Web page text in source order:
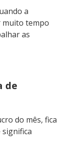
a
muito tempo
as
de
do mês, fica
significa